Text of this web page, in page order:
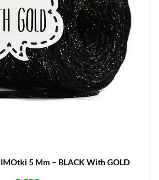
5 Mm – BLACK With GOLD